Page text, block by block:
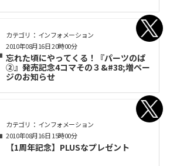
カテゴリ： インフォメーション
忘れた頃にやってくる！『パーツのぱ
②』発売記念4コマその３&#38;増ペー
ジのお知らせ
2010年08月16日 20時00分
カテゴリ： インフォメーション
【1周年記念】PLUSなプレゼント
2010年08月16日 15時00分